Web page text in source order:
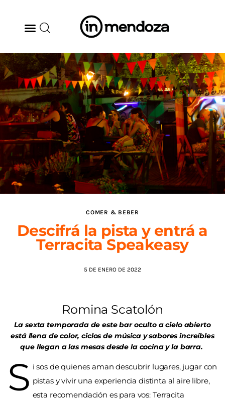
BODEGAS
GASTRONOMÍA
ARTE & CULTURA
MÚSICA
DÓNDE IR
TENDENCIAS
AGENDA
COMER & BEBER
Descifrá la pista y entrá a
Terracita Speakeasy
5 DE ENERO DE 2022
Romina Scatolón
La sexta temporada de este bar oculto a cielo abierto
está llena de color, ciclos de música y sabores increíbles
que llegan a las mesas desde la cocina y la barra.
S i sos de quienes aman descubrir lugares, jugar con
pistas y vivir una experiencia distinta al aire libre,
esta recomendación es para vos: Terracita